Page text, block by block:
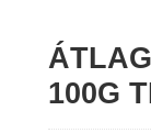
100G